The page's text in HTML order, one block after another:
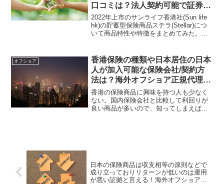
口コミは？法人契約可能で証券分
割もできる貯蓄型保険商品！
2022年上市のサンライフ香港社(Sun life
hk)の貯蓄型保険商品ステラ(Stellar)につ
いて商品特性や特徴をまとめてみた。日
資産承継などにも対応したプランとなっ
ている。法人契約も可能。
オフショア
香港保険の種類や日本居住の日本
人が加入可能な保険会社/契約方
法は？海外オフショア正規代理店
IFAは受入実績やサポート力で選
定すべし！
香港の保険商品に興味を持つ人も少なく
ない。国内保険会社と比較して利回りが
良い商品が多いので、知ってしまえば興
日本の保険商品は収支相等の原則などで
成り立っておりリターンが低いのは運用
が悪い証拠と言える！海外オフショアと